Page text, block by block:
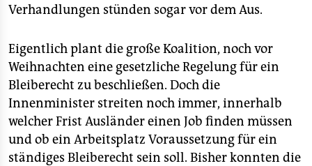
veranstaltungen
shop
fragen & hilfe
unterstützen
abo
genossenschaft
Verhandlungen stünden sogar vor dem Aus.
Eigentlich plant die große Koalition, noch vor
Weihnachten eine gesetzliche Regelung für ein
Bleiberecht zu beschließen. Doch die
Innenminister streiten noch immer, innerhalb
welcher Frist Ausländer einen Job finden müssen
und ob ein Arbeitsplatz Voraussetzung für ein
ständiges Bleiberecht sein soll. Bisher konnten die